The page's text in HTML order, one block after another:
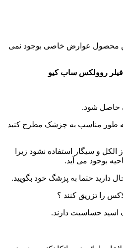
این محصول عوارض خاصی بوجود نمی
روولکس ساب کیو
حاصل شود.
به طور مناسب به چزشک مطرح کنید
از الکل و سیگار استفاده نشود زیرا
بوجود می آید.
دارید حتما به پزشگ خود بگویید.
را تزریق کنند ؟
اسید حساسیت دارند.